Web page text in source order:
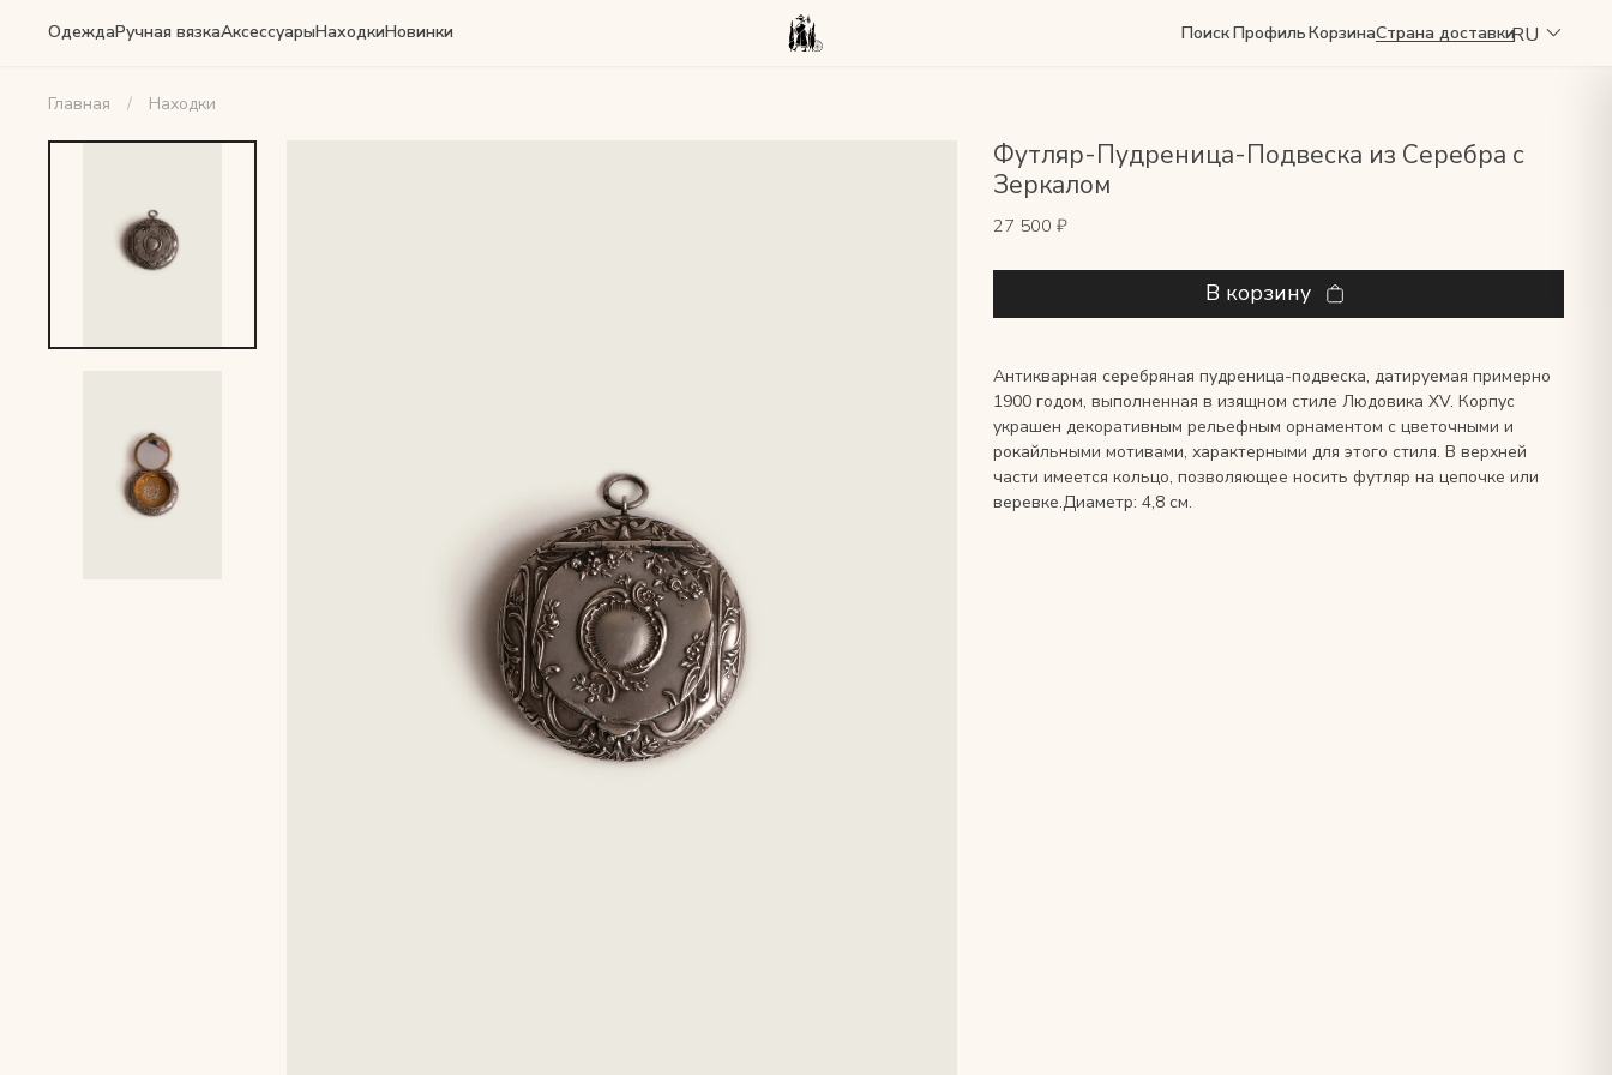
ОдеждаРучная вязкаАксессуарыНаходкиНовинки ПоискПрофильКорзинаСтрана доставкиRU
Главная Находки
Футляр-Пудреница-Подвеска из Серебра с
Зеркалом
27 500 ₽
В корзину
Антикварная серебряная пудреница-подвеска, датируемая примерно
1900 годом, выполненная в изящном стиле Людовика XV. Корпус
украшен декоративным рельефным орнаментом с цветочными и
рокайльными мотивами, характерными для этого стиля. В верхней
части имеется кольцо, позволяющее носить футляр на цепочке или
веревке.Диаметр: 4,8 см.